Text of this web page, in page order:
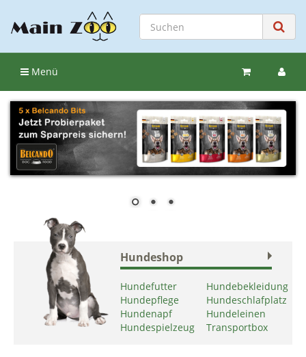
Menü
Hundeshop
Hundefutter
Hundepflege
Hundenapf
Hundespielzeug
Hundebekleidung
Hundeschlafplatz
Hundeleinen
Transportbox